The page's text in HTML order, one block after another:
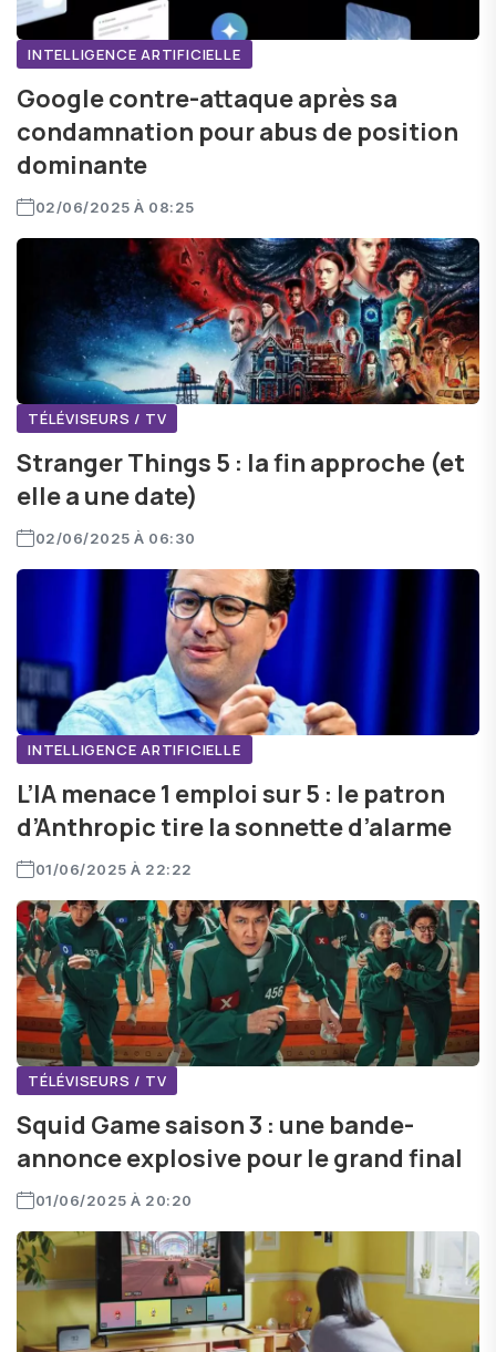
INTELLIGENCE ARTIFICIELLE
Google contre-attaque après sa
condamnation pour abus de position
dominante
02/06/2025 À 08:25
TÉLÉVISEURS / TV
Stranger Things 5 : la fin approche (et
elle a une date)
02/06/2025 À 06:30
INTELLIGENCE ARTIFICIELLE
L’IA menace 1 emploi sur 5 : le patron
d’Anthropic tire la sonnette d’alarme
01/06/2025 À 22:22
TÉLÉVISEURS / TV
Squid Game saison 3 : une bande-
annonce explosive pour le grand final
01/06/2025 À 20:20